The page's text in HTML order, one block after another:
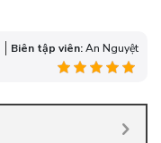
Biên tập viên:An Nguyệt